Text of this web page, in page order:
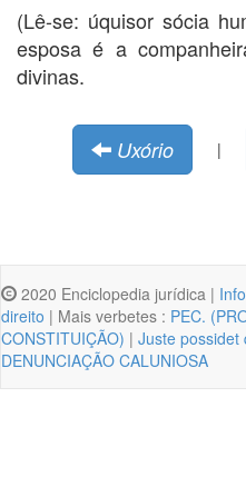
(Lê-se: úquisor sócia
esposa é a
divinas.
Uxório |
2020 Enciclopedia jurídica |
direito | Mais verbetes : PEC.
CONSTITUIÇÃO) | Juste possidet
DENUNCIAÇÃO CALUNIOSA